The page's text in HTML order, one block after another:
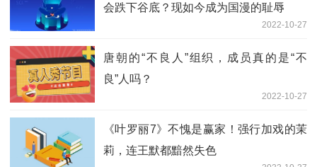
会跌下谷底？现如今成为国漫的耻辱
2022-10-27
唐朝的“不良人”组织，成员真的是“不
良”人吗？
2022-10-27
《叶罗丽7》不愧是赢家！强行加戏的茉
莉，连王默都黯然失色